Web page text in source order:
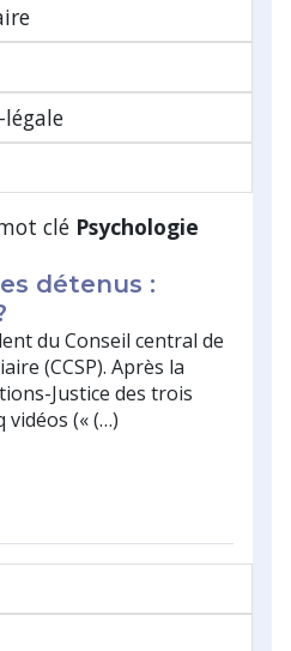
clé Psychologie
détenus :
du Conseil central de
(CCSP). Après la
Justice des trois
vidéos (« (…)